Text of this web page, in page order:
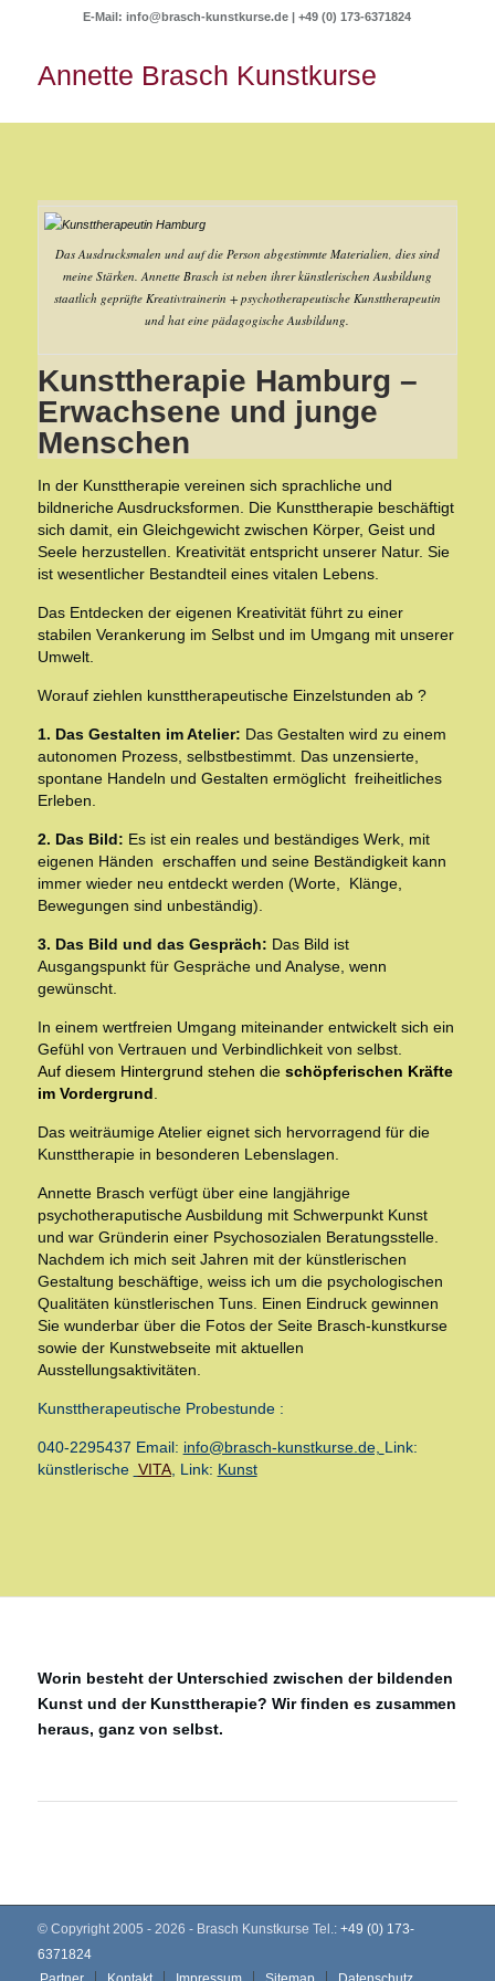
E-Mail:info@brasch-kunstkurse.de |+49 (0) 173-6371824
Annette Brasch Kunstkurse
Das Ausdrucksmalen und auf die Person abgestimmte Materialien, dies sind
meine Stärken. Annette Brasch ist neben ihrer künstlerischen Ausbildung
staatlich geprüfte Kreativtrainerin + psychotherapeutische Kunsttherapeutin
und hat eine pädagogische Ausbildung.
Kunsttherapie Hamburg –
Erwachsene und junge
Menschen
In der Kunsttherapie vereinen sich sprachliche und
bildneriche Ausdrucksformen. Die Kunsttherapie beschäftigt
sich damit, ein Gleichgewicht zwischen Körper, Geist und
Seele herzustellen. Kreativität entspricht unserer Natur. Sie
ist wesentlicher Bestandteil eines vitalen Lebens.
Das Entdecken der eigenen Kreativität führt zu einer
stabilen Verankerung im Selbst und im Umgang mit unserer
Umwelt.
Worauf ziehlen kunsttherapeutische Einzelstunden ab ?
1. Das Gestalten im Atelier: Das Gestalten wird zu einem
autonomen Prozess, selbstbestimmt. Das unzensierte,
spontane Handeln und Gestalten ermöglicht freiheitliches
Erleben.
2. Das Bild: Es ist ein reales und beständiges Werk, mit
eigenen Händen erschaffen und seine Beständigkeit kann
immer wieder neu entdeckt werden (Worte, Klänge,
Bewegungen sind unbeständig).
3. Das Bild und das Gespräch: Das Bild ist
Ausgangspunkt für Gespräche und Analyse, wenn
gewünscht.
In einem wertfreien Umgang miteinander entwickelt sich ein
Gefühl von Vertrauen und Verbindlichkeit von selbst.
Auf diesem Hintergrund stehen die schöpferischen Kräfte
im Vordergrund
Das weiträumige Atelier eignet sich hervorragend für die
Kunsttherapie in besonderen Lebenslagen.
Annette Brasch verfügt über eine langjährige
psychotheraputische Ausbildung mit Schwerpunkt Kunst
und war Gründerin einer Psychosozialen Beratungsstelle.
Nachdem ich mich seit Jahren mit der künstlerischen
Gestaltung beschäftige, weiss ich um die psychologischen
Qualitäten künstlerischen Tuns. Einen Eindruck gewinnen
Sie wunderbar über die Fotos der Seite Brasch-kunstkurse
sowie der Kunstwebseite mit aktuellen
Ausstellungsaktivitäten.
Kunsttherapeutische Probestunde :
040-2295437 Email: info@brasch-kunstkurse.de, Link:
künstlerische VITA, Link: Kunst
Worin besteht der Unterschied zwischen der bildenden
Kunst und der Kunsttherapie? Wir finden es zusammen
heraus, ganz von selbst.
© Copyright 2005 - 2026 - Brasch Kunstkurse Tel.: +49 (0) 173-
6371824